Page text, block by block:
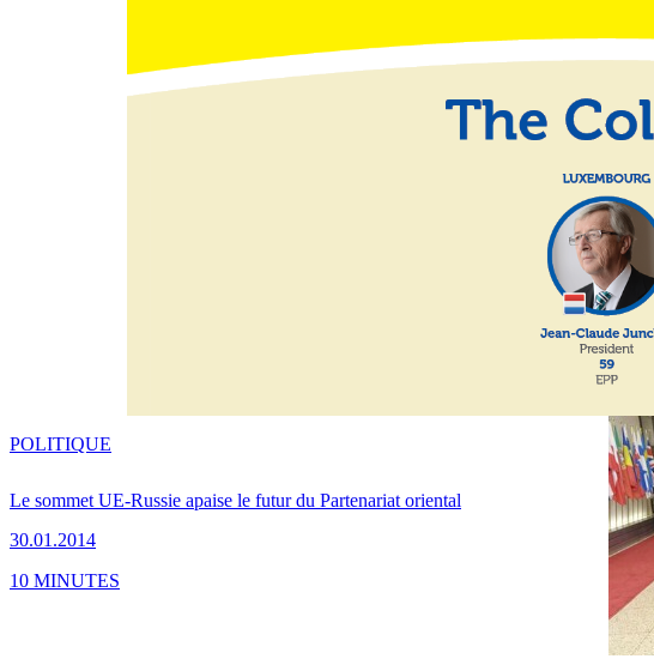
Le sommet UE-Russie apaise le futur du Partenariat oriental
30.01.2014
POLITIQUE
10 MINUTES